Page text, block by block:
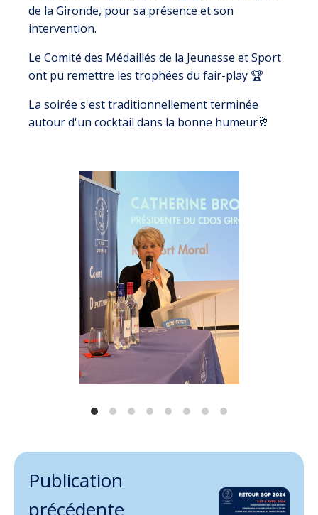
de la Gironde, pour sa présence et son
intervention.
Le Comité des Médaillés de la Jeunesse et Sport
ont pu remettre les trophées du fair-play 🏆
La soirée s'est traditionnellement terminée
autour d'un cocktail dans la bonne humeur🥂
Publication
précédente